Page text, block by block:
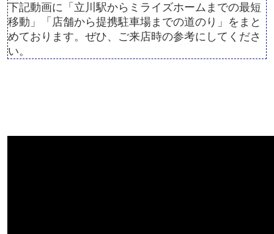
下記動画に「立川駅からミライズホームまでの最短
移動」「店舗から提携駐車場までの道のり」をまと
めております。ぜひ、ご来店時の参考にしてくださ
い。